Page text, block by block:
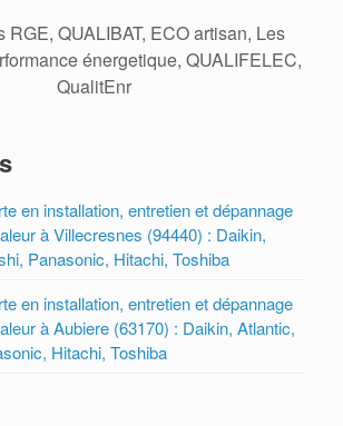
RGE, QUALIBAT, ECO artisan, Les
énergetique, QUALIFELEC,
QualitEnr
en installation, entretien et dépannage
à Villecresnes (94440) : Daikin,
Panasonic, Hitachi, Toshiba
en installation, entretien et dépannage
à Aubiere (63170) : Daikin, Atlantic,
Hitachi, Toshiba